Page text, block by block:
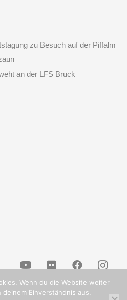
zu Besuch auf der Piffalm
an der LFS Bruck
Wenn du die Website weiter
Einverständnis aus.